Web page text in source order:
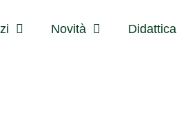
Novità Didattica